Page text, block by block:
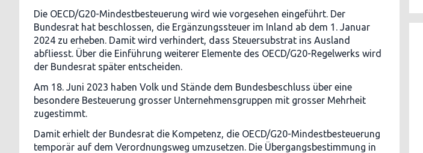
Die OECD/G20-Mindestbesteuerung wird wie vorgesehen eingeführt. Der
Bundesrat hat beschlossen, die Ergänzungssteuer im Inland ab dem 1. Januar
2024 zu erheben. Damit wird verhindert, dass Steuersubstrat ins Ausland
abfliesst. Über die Einführung weiterer Elemente des OECD/G20-Regelwerks wird
der Bundesrat später entscheiden.
Am 18. Juni 2023 haben Volk und Stände dem Bundesbeschluss über eine
besondere Besteuerung grosser Unternehmensgruppen mit grosser Mehrheit
zugestimmt.
Damit erhielt der Bundesrat die Kompetenz, die OECD/G20-Mindestbesteuerung
temporär auf dem Verordnungsweg umzusetzen. Die Übergangsbestimmung in